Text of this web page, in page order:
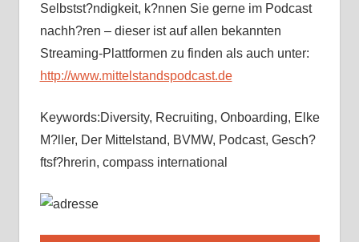
Selbstst?ndigkeit, k?nnen Sie gerne im Podcast
nachh?ren – dieser ist auf allen bekannten
Streaming-Plattformen zu finden als auch unter:
http://www.mittelstandspodcast.de
Keywords:Diversity, Recruiting, Onboarding, Elke
M?ller, Der Mittelstand, BVMW, Podcast, Gesch?
ftsf?hrerin, compass international